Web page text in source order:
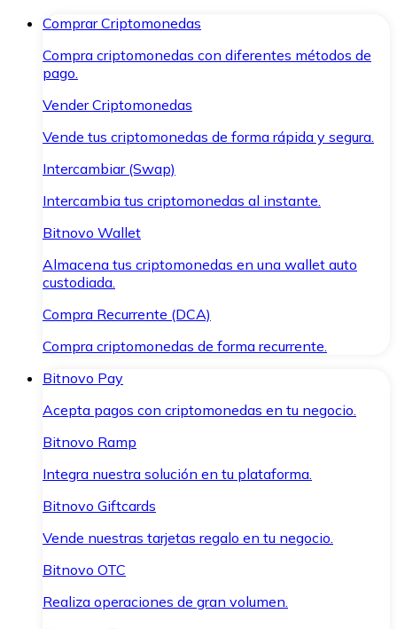
Comprar Criptomonedas
Compra criptomonedas con diferentes métodos de
pago.
Vender Criptomonedas
Vende tus criptomonedas de forma rápida y segura.
Intercambiar (Swap)
Intercambia tus criptomonedas al instante.
Bitnovo Wallet
Almacena tus criptomonedas en una wallet auto
custodiada.
Compra Recurrente (DCA)
Compra criptomonedas de forma recurrente.
Bitnovo Pay
Acepta pagos con criptomonedas en tu negocio.
Bitnovo Ramp
Integra nuestra solución en tu plataforma.
Bitnovo Giftcards
Vende nuestras tarjetas regalo en tu negocio.
Bitnovo OTC
Realiza operaciones de gran volumen.